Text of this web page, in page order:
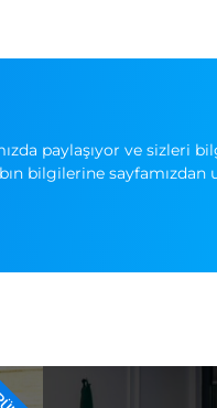
paylaşıyor ve sizleri
bilgilerine sayfamızdan